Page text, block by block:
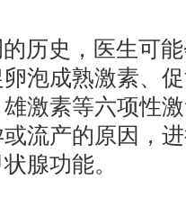
历史，医生可
泡成熟激素、
激素等六项性
流产的原因，
腺功能。